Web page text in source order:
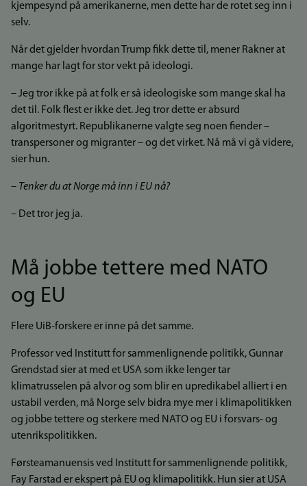
kjempesynd på amerikanerne, men dette har de rotet seg inn i
selv.
Når det gjelder hvordan Trump fikk dette til, mener Rakner at
mange har lagt for stor vekt på ideologi.
– Jeg tror ikke på at folk er så ideologiske som mange skal ha
det til. Folk flest er ikke det. Jeg tror dette er absurd
algoritmestyrt. Republikanerne valgte seg noen fiender –
transpersoner og migranter – og det virket. Nå må vi gå videre,
sier hun.
– Tenker du at Norge må inn i EU nå?
– Det tror jeg ja.
Må jobbe tettere med NATO
og EU
Flere UiB-forskere er inne på det samme.
Professor ved Institutt for sammenlignende politikk, Gunnar
Grendstad sier at med et USA som ikke lenger tar
klimatrusselen på alvor og som blir en upredikabel alliert i en
ustabil verden, må Norge selv bidra mye mer i klimapolitikken
og jobbe tettere og sterkere med NATO og EU i forsvars- og
utenrikspolitikken.
Førsteamanuensis ved Institutt for sammenlignende politikk,
Fay Farstad er ekspert på EU og klimapolitikk. Hun sier at USA